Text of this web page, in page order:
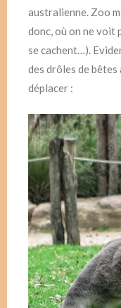
australienne. Zoo
donc, où on ne voit
se cachent…).
des drôles de
déplacer :